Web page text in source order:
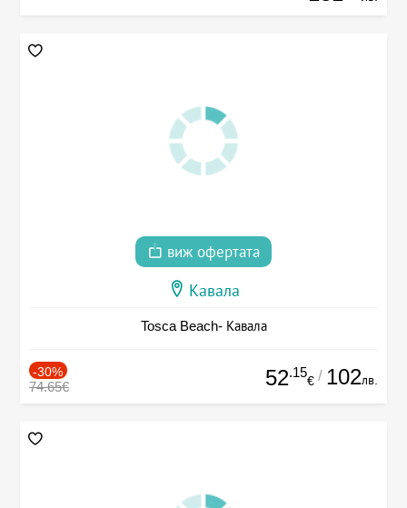
виж офертата
Кавала
Tosca Beach- Кавала
-30%
74.65€ 52.15
€ / 102лв.